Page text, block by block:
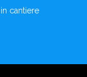
cantiere